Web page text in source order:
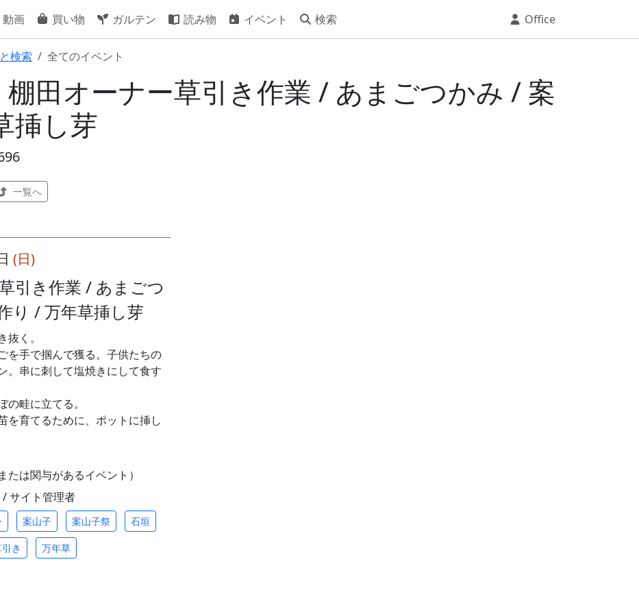
動画 買い物 ガルテン 読み物 イベント 検索 Office
検索 全てのイベント
田オーナー草引き作業 / あまごつかみ / 案
挿し芽
一覧へ
(日)
引き作業 / あまごつ
り / 万年草挿し芽
く。
を手で掴んで獲る。子供たちの
。串に刺して塩焼きにして食す
畦に立てる。
を育てるために、ポットに挿し
たは関与があるイベント）
サイト管理者
案山子 案山子祭 石垣
き 万年草